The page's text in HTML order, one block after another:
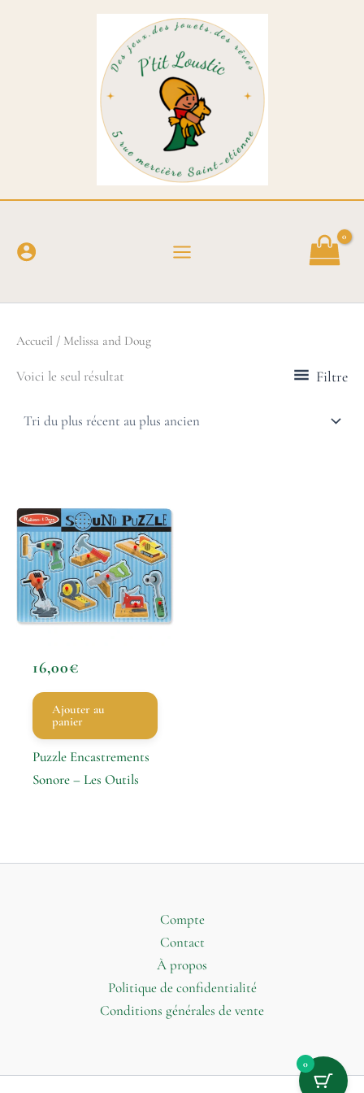
Accueil / Melissa and Doug
Voici le seul résultat Filtre
16,00€
Ajouter au
panier
Puzzle Encastrements
Sonore – Les Outils
Compte
Contact
À propos
Politique de confidentialité
Conditions générales de vente
0